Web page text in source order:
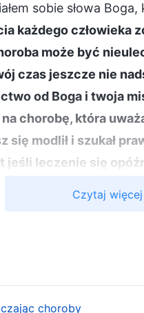
sobie słowa
każdego człowieka
może być
czas jeszcze nie
od Boga i twoja
chorobę, która
modlił i szukał
jeśli leczenie się
»Boże,
Czytaj więcej
choroby